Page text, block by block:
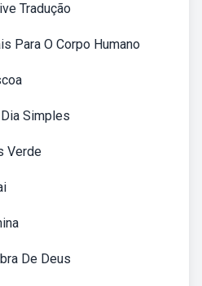
Tradução
Para O Corpo Humano
Simples
Verde
De Deus